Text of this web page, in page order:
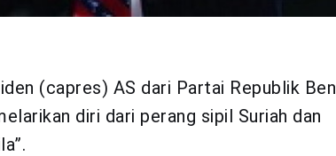
(capres) AS dari Partai Republik Ben
diri dari perang sipil Suriah dan